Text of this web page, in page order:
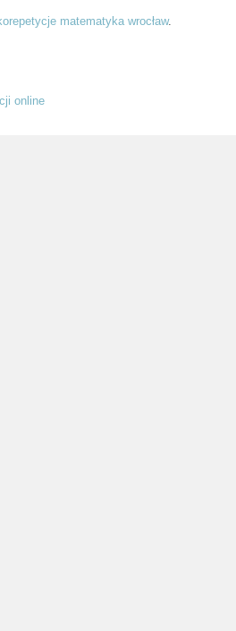
matematyka wrocław.
online